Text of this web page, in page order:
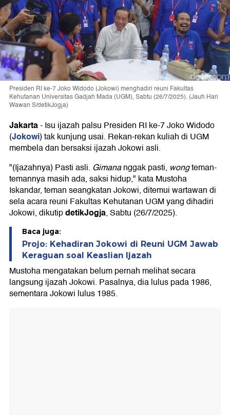
Presiden RI ke-7 Joko Widodo (Jokowi) menghadiri reuni Fakultas
Kehutanan Universitas Gadjah Mada (UGM), Sabtu (26/7/2025). (Jauh Hari
Wawan S/detikJogja)
Jakarta-Isu ijazah palsu Presiden RI ke-7 Joko Widodo
(Jokowi) tak kunjung usai. Rekan-rekan kuliah di UGM
membela dan bersaksi ijazah Jokowi asli.
"(Ijazahnya) Pasti asli. Gimananggak pasti, wongteman-
temannya masih ada, saksi hidup," kata Mustoha
Iskandar, teman seangkatan Jokowi, ditemui wartawan di
sela acara reuni Fakultas Kehutanan UGM yang dihadiri
Jokowi, dikutipdetikJogja, Sabtu (26/7/2025).
Baca juga:
Projo: Kehadiran Jokowi di Reuni UGM Jawab
Keraguan soal Keaslian Ijazah
Mustoha mengatakan belum pernah melihat secara
langsung ijazah Jokowi. Pasalnya, dia lulus pada 1986,
sementara Jokowi lulus 1985.